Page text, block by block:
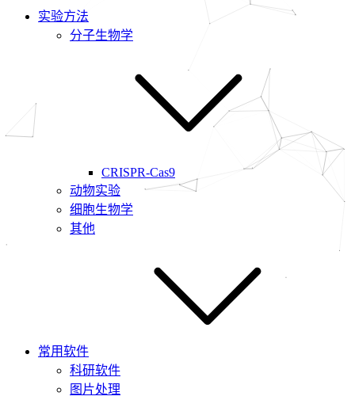
实验方法
分子生物学
CRISPR-Cas9
动物实验
细胞生物学
其他
常用软件
科研软件
图片处理